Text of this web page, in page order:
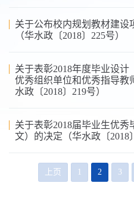
关于公布校内规划教材建设
（华水政〔2018〕225号）
关于表彰2018年度毕业设计
优秀组织单位和优秀指导教
水政〔2018〕219号）
关于表彰2018届毕业生优秀
文）的决定（华水政〔2018
上页 1 2 3